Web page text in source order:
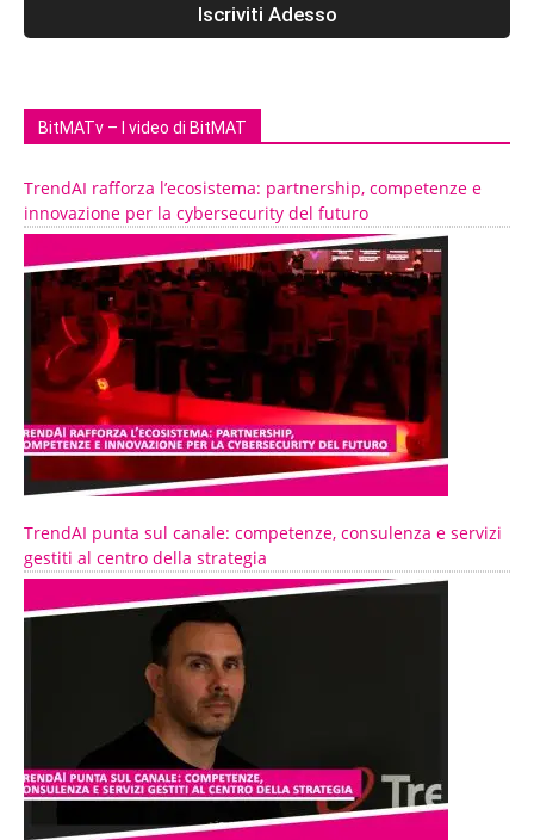
BitMATv – I video di BitMAT
TrendAI rafforza l’ecosistema: partnership, competenze e
innovazione per la cybersecurity del futuro
TrendAI punta sul canale: competenze, consulenza e servizi
gestiti al centro della strategia